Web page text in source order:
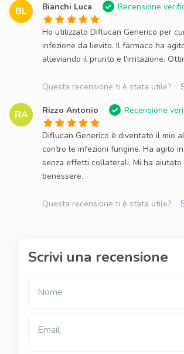
BL Bianchi Luca Recensione
Ho utilizzato Diflucan Generico per
infezione da lievito. Il farmaco ha
alleviando il prurito e l'irritazione.
Questa recensione ti è stata utile?
RA Rizzo Antonio Recensione
Diflucan Generico è diventato il mio
contro le infezioni fungine. Ha agito
senza effetti collaterali. Mi ha
benessere.
Questa recensione ti è stata utile?
Scrivi una recensione
Nome
Email